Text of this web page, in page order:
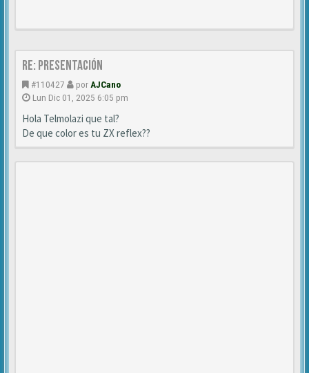
Re: Presentación
#110427 por AJCano
Lun Dic 01, 2025 6:05 pm
Hola Telmolazi que tal?
De que color es tu ZX reflex??